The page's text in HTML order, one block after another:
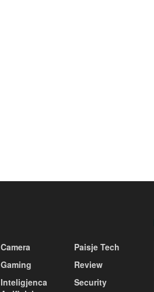
Camera
Gaming
Inteligjenca
Paisje Tech
Review
Security